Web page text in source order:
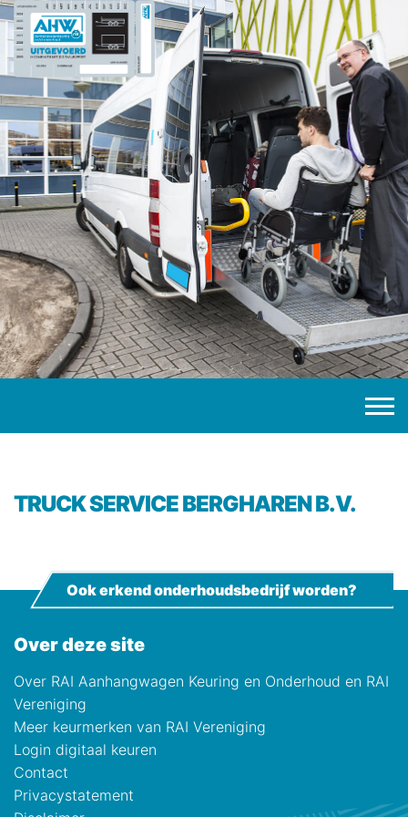
TRUCK SERVICE BERGHAREN B.V.
Over deze site
Over RAI Aanhangwagen Keuring en Onderhoud en RAI
Vereniging
Meer keurmerken van RAI Vereniging
Login digitaal keuren
Contact
Privacystatement
Ook erkend onderhoudsbedrijf worden?